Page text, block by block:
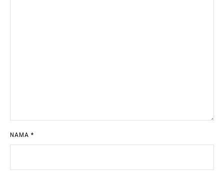
NAMA *